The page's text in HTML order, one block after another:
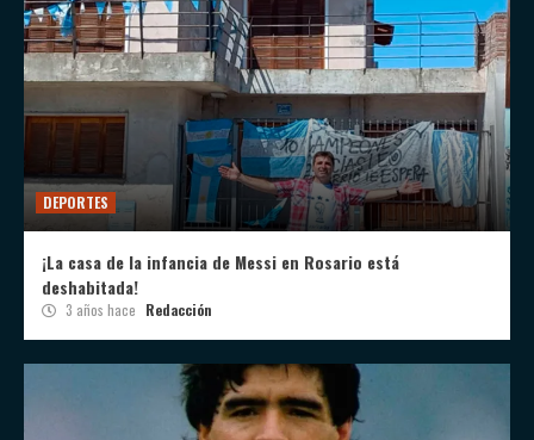
DEPORTES
¡La casa de la infancia de Messi en Rosario está
deshabitada!
3 años hace Redacción